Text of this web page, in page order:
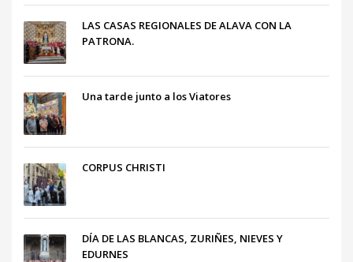
LAS CASAS REGIONALES DE ALAVA CON LA
PATRONA.
Una tarde junto a los Viatores
CORPUS CHRISTI
DÍA DE LAS BLANCAS, ZURIÑES, NIEVES Y
EDURNES